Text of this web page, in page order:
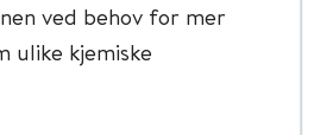
ved behov for mer
ulike kjemiske